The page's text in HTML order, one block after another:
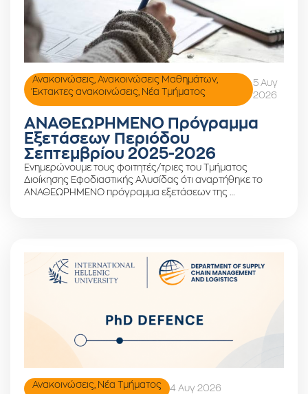
Ανακοινώσεις Ανακοινώσεις Μαθημάτων,
Έκτακτες ανακοινώσεις
Νέα Τμήματος
5 Αυγ
2026
ΑΝΑΘΕΩΡΗΜΕΝΟ Πρόγραμμα
Εξετάσεων Περιόδου
Σεπτεμβρίου 2025-2026
Ενημερώνουμε τους φοιτητές/τριες του Τμήματος
Διοίκησης Εφοδιαστικής Αλυσίδας ότι αναρτήθηκε το
ΑΝΑΘΕΩΡΗΜΕΝΟ πρόγραμμα εξετάσεων της …
Ανακοινώσεις Νέα Τμήματος 4 Αυγ 2026